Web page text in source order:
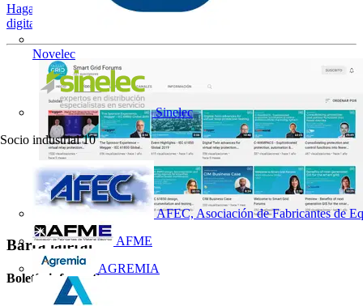
Novelec
Sinelec
Socio industrial 10
AFEC, Asociación de Fabricantes de
AFME
AGREMIA
Haga clic para saber más sobre Red inteligente y subestación
digital
Barra lateral
Boletín informativo